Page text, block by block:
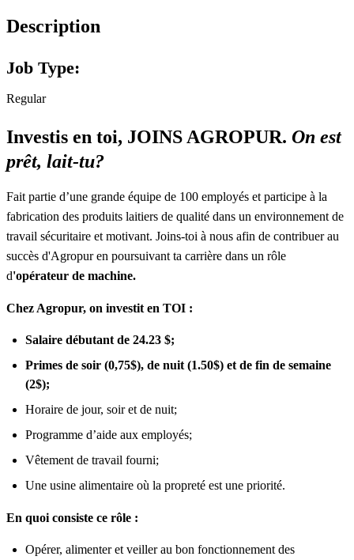
Description
Job Type:
Regular
Investis en toi, JOINS AGROPUR. On est
prêt, lait-tu?
Fait partie d’une grande équipe de 100 employés et participe à la
fabrication des produits laitiers de qualité dans un environnement de
travail sécuritaire et motivant. Joins-toi à nous afin de contribuer au
succès d'Agropur en poursuivant ta carrière dans un rôle
d'opérateur de machine.
Chez Agropur, on investit en TOI :
Salaire débutant de 24.23 $;
Primes de soir (0,75$), de nuit (1.50$) et de fin de semaine
(2$);
Horaire de jour, soir et de nuit;
Programme d’aide aux employés;
Vêtement de travail fourni;
Une usine alimentaire où la propreté est une priorité.
En quoi consiste ce rôle :
Opérer, alimenter et veiller au bon fonctionnement des